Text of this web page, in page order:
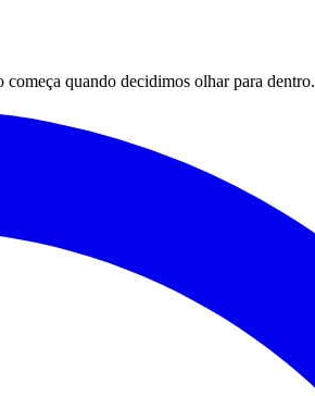
quando decidimos olhar para dentro.